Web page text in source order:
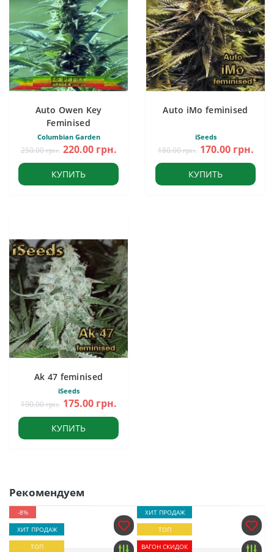
Auto Owen Key
Feminised
Columbian Garden
250.00 грн. 220.00 грн.
КУПИТЬ
Auto iMo feminised
iSeeds
180.00 грн. 170.00 грн.
КУПИТЬ
Ak 47 feminised
iSeeds
190.00 грн. 175.00 грн.
КУПИТЬ
Рекомендуем
-8%
ХИТ ПРОДАЖ
ТОП
ХИТ ПРОДАЖ
ТОП
ВАГОН СКИДОК